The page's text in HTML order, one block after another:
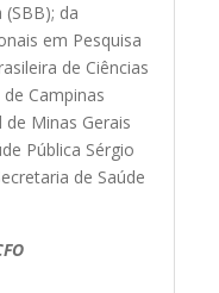
da
em Pesquisa
de Ciências
Campinas
de Minas Gerais
Pública Sérgio
de Saúde